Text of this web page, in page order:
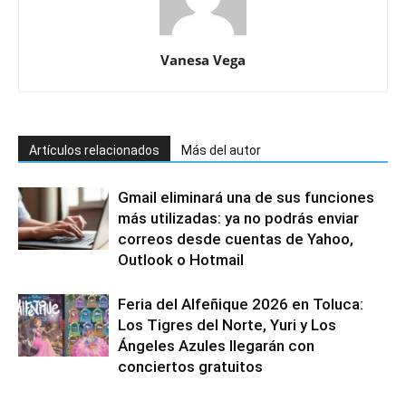
Vanesa Vega
Artículos relacionados Más del autor
Gmail eliminará una de sus funciones
más utilizadas: ya no podrás enviar
correos desde cuentas de Yahoo,
Outlook o Hotmail
Feria del Alfeñique 2026 en Toluca:
Los Tigres del Norte, Yuri y Los
Ángeles Azules llegarán con
conciertos gratuitos